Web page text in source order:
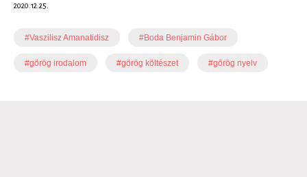
2020.12.25.
#Vaszilisz Amanatidisz #Boda Benjamin Gábor
#görög irodalom #görög költészet #görög nyelv